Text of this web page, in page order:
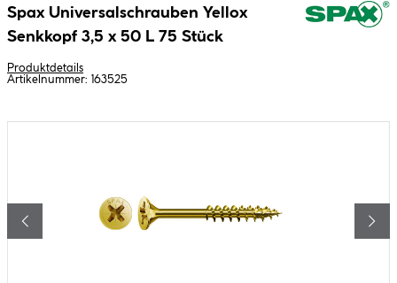
Spax Universalschrauben Yellox
Senkkopf 3,5 x 50 L 75 Stück
Produktdetails
Artikelnummer: 163525